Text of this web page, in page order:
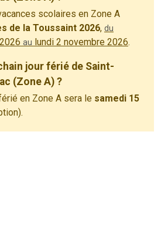
scolaires en Zone A
de la Toussaint 2026, du
au lundi 2 novembre 2026.
jour férié de Saint-
(Zone A) ?
en Zone A sera le samedi 15